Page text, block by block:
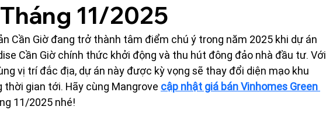
11/2025
Cần Giờ đang trở thành tâm điểm chú ý trong năm 2025 khi dự án
Cần Giờ chính thức khởi động và thu hút đông đảo nhà đầu tư. Với
vị trí đắc địa, dự án này được kỳ vọng sẽ thay đổi diện mạo khu
thời gian tới. Hãy cùng Mangrove cập nhật giá bán Vinhomes Green
11/2025 nhé!